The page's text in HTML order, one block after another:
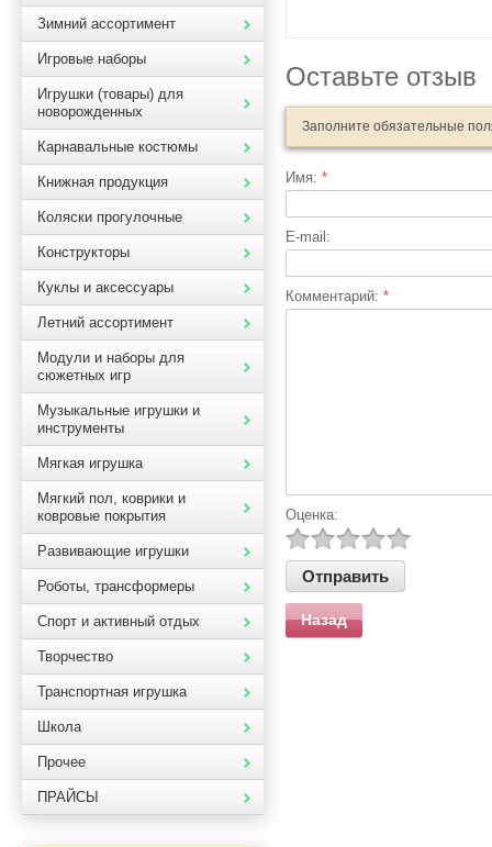
Зимний ассортимент
Игровые наборы
Игрушки (товары) для
новорожденных
Карнавальные костюмы
Книжная продукция
Коляски прогулочные
Конструкторы
Куклы и аксессуары
Летний ассортимент
Модули и наборы для
сюжетных игр
Музыкальные игрушки и
инструменты
Мягкая игрушка
Мягкий пол, коврики и
ковровые покрытия
Развивающие игрушки
Роботы, трансформеры
Спорт и активный отдых
Творчество
Транспортная игрушка
Школа
Прочее
ПРАЙСЫ
Оставьте отзыв
Заполните обязательные
Имя: *
E-mail:
Комментарий: *
Оценка:
Назад